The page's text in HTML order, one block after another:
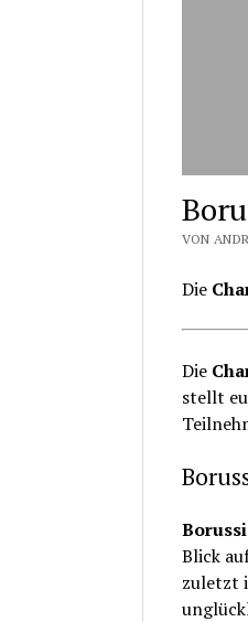
VON
Die
Die
stellt
Blick
zuletzt